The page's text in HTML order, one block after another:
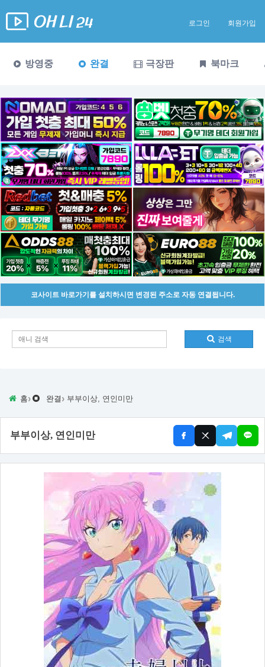
로그인 회원가입
방영중 완결 극장판 북마크
코사이트 바로가기를 설치하시면 변경된 주소로 자동 연결됩니다.
검색
홈› 완결 › 부부이상, 연인미만
부부이상, 연인미만